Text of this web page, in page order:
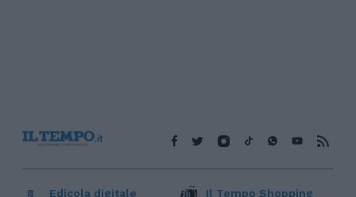
Edicola digitale Il Tempo Shopping